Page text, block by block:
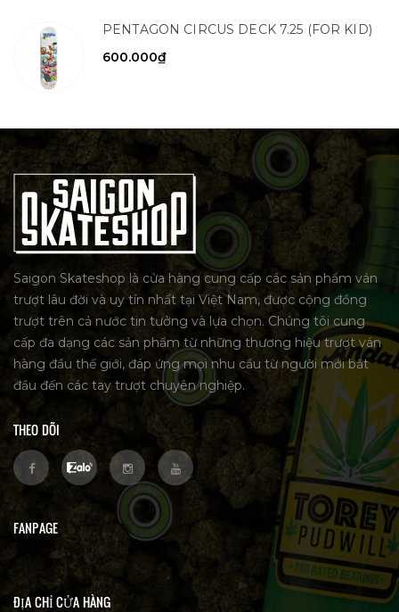
PENTAGON CIRCUS DECK 7.25 (FOR KID)
600.000₫
Saigon Skateshop là cửa hàng cung cấp các sản phẩm ván
trượt lâu đời và uy tín nhất tại Việt Nam, được cộng đồng
trượt trên cả nước tin tưởng và lựa chọn. Chúng tôi cung
cấp đa dạng các sản phẩm từ những thương hiệu trượt ván
hàng đầu thế giới, đáp ứng mọi nhu cầu từ người mới bắt
đầu đến các tay trượt chuyên nghiệp.
THEO DÕI
FANPAGE
ĐỊA CHỈ CỬA HÀNG